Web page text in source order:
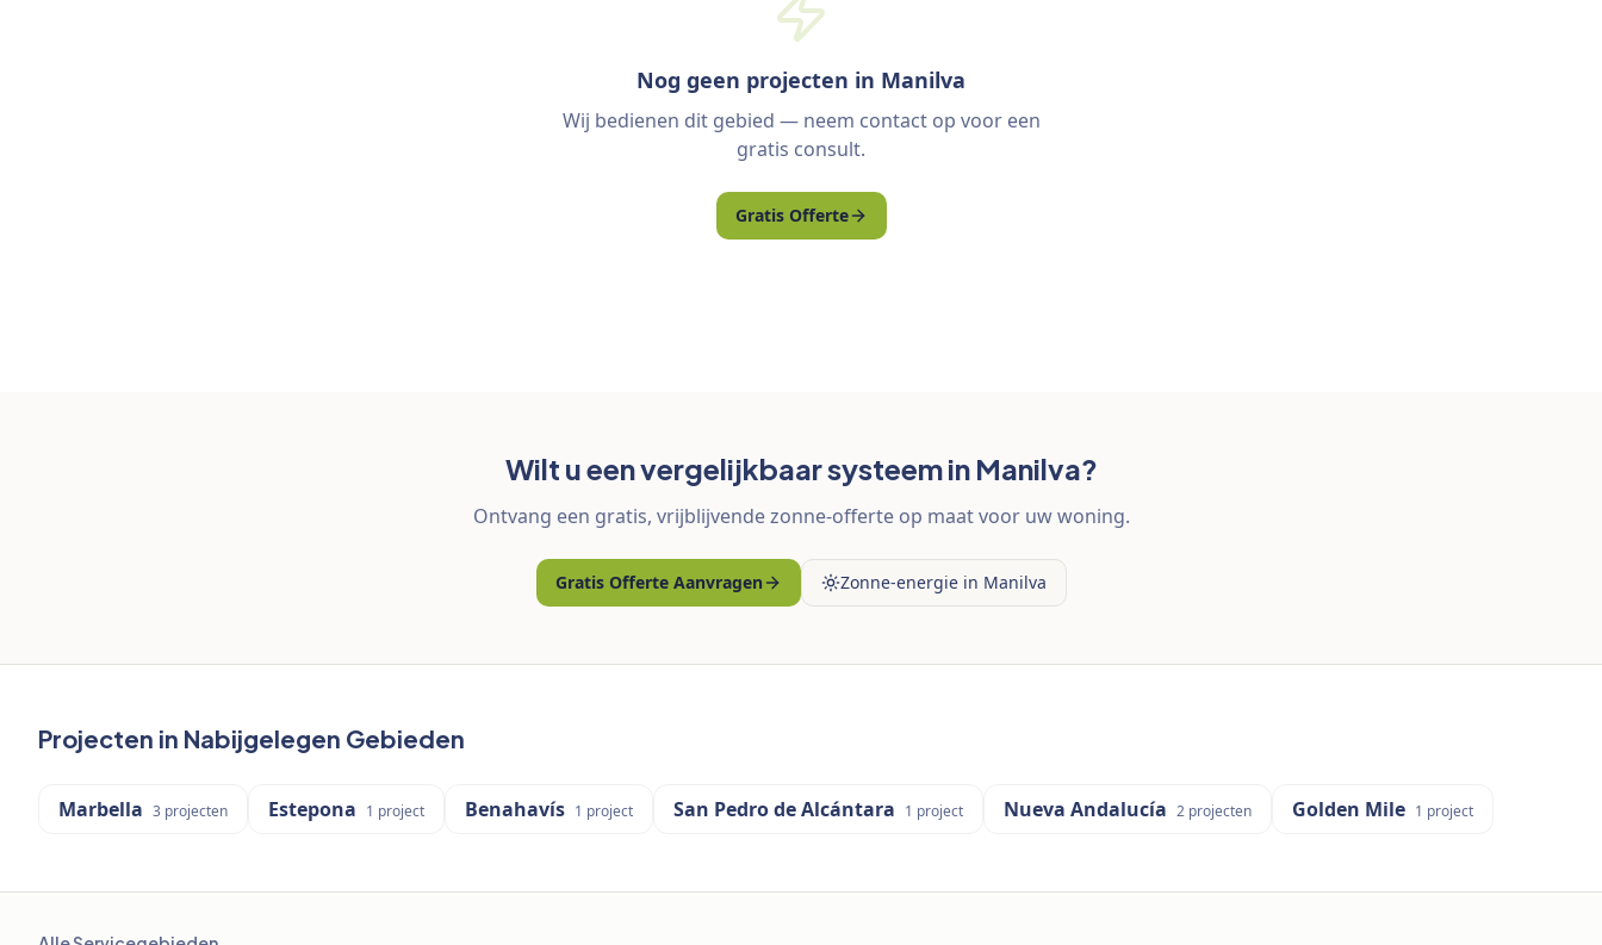
Nog geen projecten in Manilva
Wij bedienen dit gebied — neem contact op voor een
gratis consult.
Gratis Offerte
Wilt u een vergelijkbaar systeem in Manilva?
Ontvang een gratis, vrijblijvende zonne-offerte op maat voor uw woning.
Gratis Offerte Aanvragen Zonne-energie in Manilva
Projecten in Nabijgelegen Gebieden
Marbella 3 projecten Estepona 1 project Benahavís 1 project San Pedro de Alcántara 1 project Nueva Andalucía 2 projecten Golden Mile 1 project